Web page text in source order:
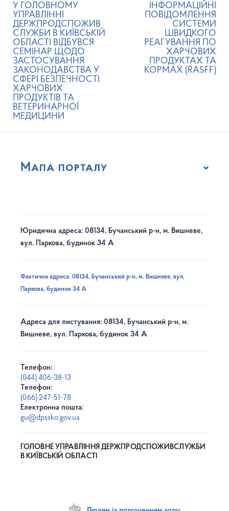
У ГОЛОВНОМУ
УПРАВЛІННІ
ДЕРЖПРОДСПОЖИВ
СЛУЖБИ В КИЇВСЬКІЙ
ОБЛАСТІ ВІДБУВСЯ
СЕМІНАР ЩОДО
ЗАСТОСУВАННЯ
ЗАКОНОДАВСТВА У
СФЕРІ БЕЗПЕЧНОСТІ
ХАРЧОВИХ
ПРОДУКТІВ ТА
ВЕТЕРИНАРНОЇ
МЕДИЦИНИ
ІНФОРМАЦІЙНІ
ПОВІДОМЛЕННЯ
СИСТЕМИ
ШВИДКОГО
РЕАГУВАННЯ ПО
ХАРЧОВИХ
ПРОДУКТАХ ТА
КОРМАХ (RASFF)
Мапа порталу
Юридична адреса: 08134, Бучанський р-н, м. Вишневе,
вул. Паркова, будинок 34 А
Фактична адреса: 08134, Бучанський р-н, м. Вишневе, вул.
Паркова, будинок 34 А
Адреса для листування: 08134, Бучанський р-н, м.
Вишневе, вул. Паркова, будинок 34 А
Телефон:
(044) 406-38-13
Телефон:
(066) 247-51-78
Електронна пошта:
gu@dpssko.gov.ua
ГОЛОВНЕ УПРАВЛІННЯ ДЕРЖПРОДСПОЖИВСЛУЖБИ
В КИЇВСЬКІЙ ОБЛАСТІ